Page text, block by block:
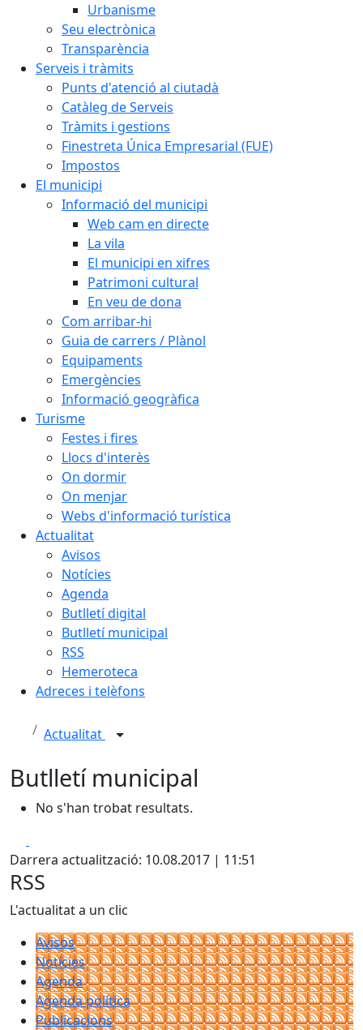
Urbanisme
Seu electrònica
Transparència
Serveis i tràmits
Punts d'atenció al ciutadà
Catàleg de Serveis
Tràmits i gestions
Finestreta Única Empresarial (FUE)
Impostos
El municipi
Informació del municipi
Web cam en directe
La vila
El municipi en xifres
Patrimoni cultural
En veu de dona
Com arribar-hi
Guia de carrers / Plànol
Equipaments
Emergències
Informació geogràfica
Turisme
Festes i fires
Llocs d'interès
On dormir
On menjar
Webs d'informació turística
Actualitat
Avisos
Notícies
Agenda
Butlletí digital
Butlletí municipal
RSS
Hemeroteca
Adreces i telèfons
Actualitat
Butlletí municipal
No s'han trobat resultats.
Darrera actualització: 10.08.2017 | 11:51
RSS
L'actualitat a un clic
Avisos
Notícies
Agenda
Agenda política
Publicacions